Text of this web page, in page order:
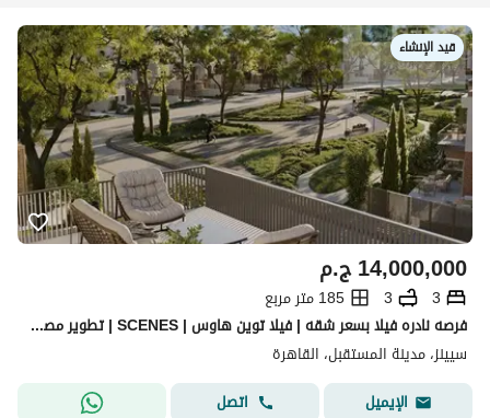
قيد الإنشاء
ج.م14,000,000
3
3
185 متر مربع
فرصه نادره فيلا بسعر شقه | فيلا توين هاوس | SCENES | تطوير مصر Tatweer Misr | المستقبل سيتي | Mostakbal city | القاهرة الجديدة
سيينز، مدينة المستقبل، القاهرة
الإيميل
اتصل